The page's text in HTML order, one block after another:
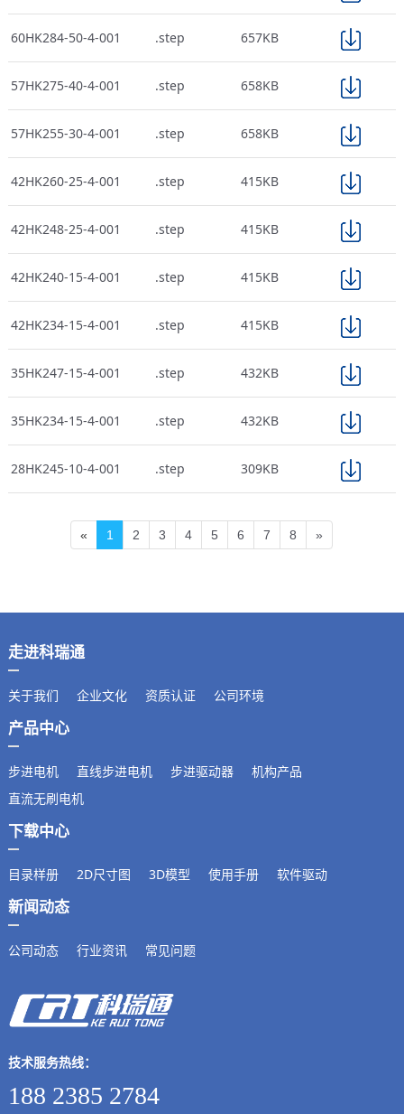
60HK284-50-4-001 .step 657KB
57HK275-40-4-001 .step 658KB
57HK255-30-4-001 .step 658KB
42HK260-25-4-001 .step 415KB
42HK248-25-4-001 .step 415KB
42HK240-15-4-001 .step 415KB
42HK234-15-4-001 .step 415KB
35HK247-15-4-001 .step 432KB
35HK234-15-4-001 .step 432KB
28HK245-10-4-001 .step 309KB
« 1 2 3 4 5 6 7 8 »
走进科瑞通
关于我们 企业文化 资质认证 公司环境
产品中心
步进电机 直线步进电机 步进驱动器
机构产品
直流无刷电机
下载中心
目录样册 2D尺寸图 3D模型 使用手册 软件驱动
新闻动态
公司动态 行业资讯 常见问题
技术服务热线：
188 2385 2784